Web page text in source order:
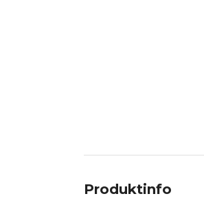
Produktinfo